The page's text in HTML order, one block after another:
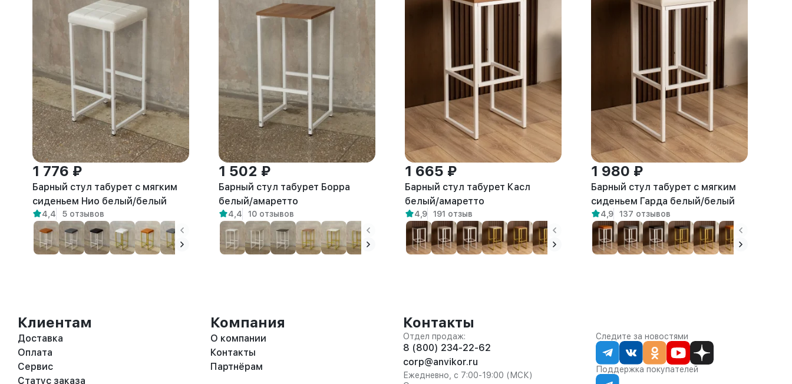
1 776 ₽
Барный стул табурет с мягким
сиденьем Нио белый/белый
4,4 5 отзывов
1 502 ₽
Барный стул табурет Борра
белый/амаретто
4,4 10 отзывов
1 665 ₽
Барный стул табурет Касл
белый/амаретто
4,9 191 отзыв
1 980 ₽
Барный стул табурет с мягким
сиденьем Гарда белый/белый
4,9 137 отзывов
Клиентам
Доставка
Оплата
Сервис
Статус заказа
Компания
О компании
Контакты
Партнёрам
Контакты
Отдел продаж:
8 (800) 234-22-62
corp@anvikor.ru
Ежедневно, с 7:00-19:00 (МСК)
Следите за новостями
Поддержка покупателей